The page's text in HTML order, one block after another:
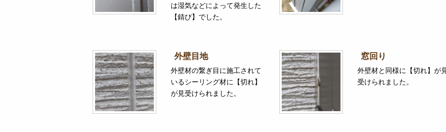
は湿気などによって発生した
【錆び】でした。
外壁目地
外壁材の繋ぎ目に施工されて
いるシーリング材に【切れ】
が見受けられました。
窓回り
外壁材と同様に【切れ】が
受けられました。